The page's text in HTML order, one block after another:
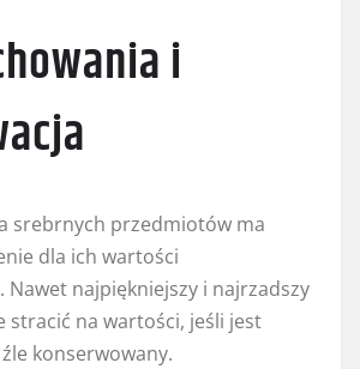
i
srebrnych przedmiotów ma
dla ich wartości
Nawet najpiękniejszy i najrzadszy
stracić na wartości, jeśli jest
konserwowany.